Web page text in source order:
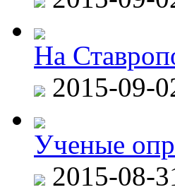
На
2015-09-
Ученые
2015-08-